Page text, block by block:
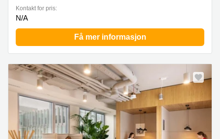
Kontakt for pris:
N/A
Få mer informasjon